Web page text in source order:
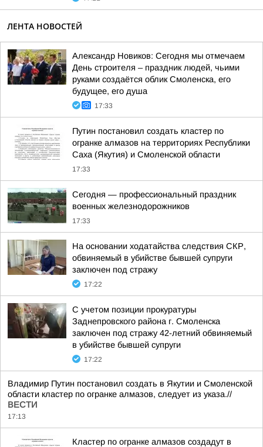
ЛЕНТА НОВОСТЕЙ
Александр Новиков: Сегодня мы отмечаем
День строителя – праздник людей, чьими
руками создаётся облик Смоленска, его
будущее, его душа
17:33
Путин постановил создать кластер по
огранке алмазов на территориях Республики
Саха (Якутия) и Смоленской области
17:33
Сегодня — профессиональный праздник
военных железнодорожников
17:33
На основании ходатайства следствия СКР,
обвиняемый в убийстве бывшей супруги
заключен под стражу
17:22
С учетом позиции прокуратуры
Заднепровского района г. Смоленска
заключен под стражу 42-летний обвиняемый
в убийстве бывшей супруги
17:22
Владимир Путин постановил создать в Якутии и Смоленской
области кластер по огранке алмазов, следует из указа.//
ВЕСТИ
17:13
Кластер по огранке алмазов создадут в